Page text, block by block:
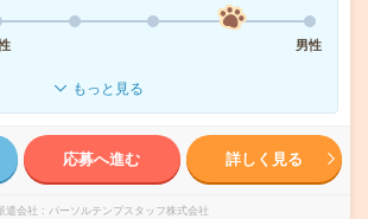
男性
もっと見る
応募へ進む 詳しく見る
遣会社 パーソルテンプスタッフ株式会社